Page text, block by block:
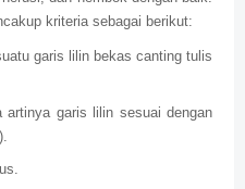
kriteria sebagai berikut:
garis lilin bekas canting tulis
garis lilin sesuai dengan